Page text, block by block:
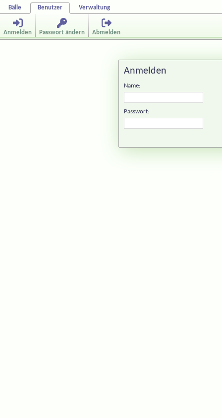
Bälle Benutzer Verwaltung
Anmelden Passwort ändern Abmelden
Anmelden
Name:
Passwort: